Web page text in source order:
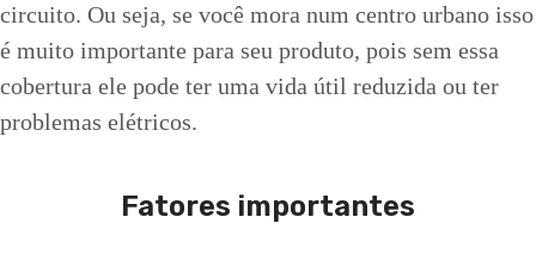
circuito. Ou seja, se você mora num centro urbano isso
é muito importante para seu produto, pois sem essa
cobertura ele pode ter uma vida útil reduzida ou ter
problemas elétricos.
Fatores importantes